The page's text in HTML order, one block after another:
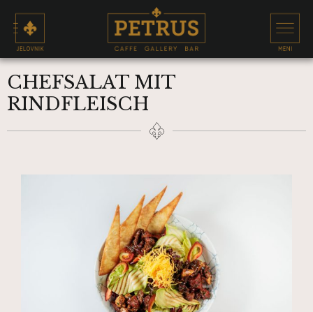
CHEFSALAT MIT
RINDFLEISCH